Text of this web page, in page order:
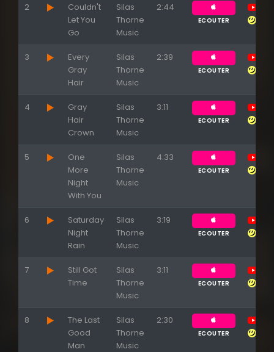
Appuyez sur ENTREE pour valider...
2
Couldn't
Let You
Go
Silas
Thorne
Music
2:44
ECOUTER
3
Every
Gray
Hair
Silas
Thorne
Music
2:39
ECOUTER
4
Gray
Hair
Crown
Silas
Thorne
Music
3:11
ECOUTER
5
One
More
Night
With You
Silas
Thorne
Music
4:33
ECOUTER
6
Saturday
Night
Rain
Silas
Thorne
Music
3:19
ECOUTER
7
Still Got
Time
Silas
Thorne
Music
3:11
ECOUTER
8
The Last
Good
Man
Silas
Thorne
Music
2:30
ECOUTER